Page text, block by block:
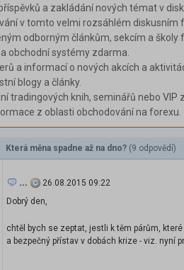
a zakládání nových témat v
v tomto velmi rozsáhlém diskusním
odborným článkům, sekcím a školy
obchodní systémy zdarma.
a informací o nových akcích a
blogy a články.
tradingových knih, seminářů nebo VIP
z oblasti obchodování na forexu.
Která měna spadne až na dno? (9 odpovědí)
...
26.08.2015 09:22
Dobrý den,
chtěl bych se zeptat, jestli k těm párům,
a bezpečný přístav v dobách krize - viz. nyní